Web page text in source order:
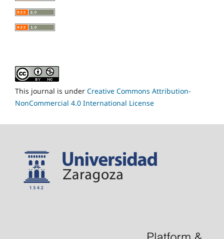
This journal is under Creative Commons Attribution-
NonCommercial 4.0 International License